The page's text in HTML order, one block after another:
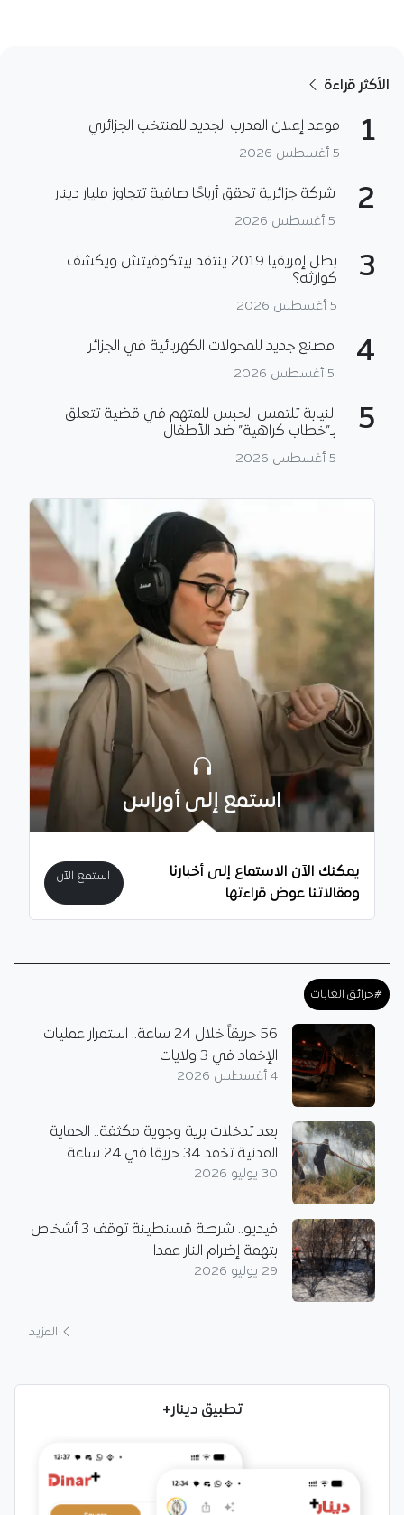
الأكثر قراءة
1 موعد إعلان المدرب الجديد للمنتخب الجزائري
5 أغسطس 2026
2 شركة جزائرية تحقق أرباحًا صافية تتجاوز مليار دينار
5 أغسطس 2026
3
بطل إفريقيا 2019 ينتقد بيتكوفيتش ويكشف
كوارثه؟
5 أغسطس 2026
4 مصنع جديد للمحولات الكهربائية في الجزائر
5 أغسطس 2026
5
النيابة تلتمس الحبس للمتهم في قضية تتعلق
بـ”خطاب كراهية” ضد الأطفال
5 أغسطس 2026
استمع إلى أوراس
يمكنك الآن الاستماع إلى أخبارنا
ومقالاتنا عوض قراءتها
استمع الآن
#حرائق الغابات
56 حريقاً خلال 24 ساعة.. استمرار عمليات
الإخماد في 3 ولايات
4 أغسطس 2026
بعد تدخلات برية وجوية مكثفة.. الحماية
المدنية تخمد 34 حريقا في 24 ساعة
30 يوليو 2026
فيديو.. شرطة قسنطينة توقف 3 أشخاص
بتهمة إضرام النار عمدا
29 يوليو 2026
المزيد
تطبيق دينار+